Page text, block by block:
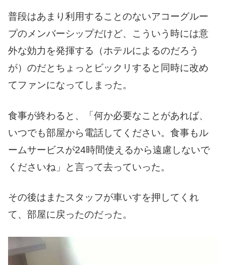
普段はあまり利用することのないアコーグルー
プのメンバーシップだけど、こういう時には意
外な効力を発揮する（ホテルによるのだろう
が）のだとちょっとビックリすると同時に改め
てファンになってしまった。
食事が終わると、「何か必要なことがあれば、
いつでも部屋から電話してください。食事もル
ームサービスが24時間使えるから遠慮しないで
くださいね」と言って去っていった。
その後はまたスタッフが車いすを押してくれ
て、部屋に戻ったのだった。